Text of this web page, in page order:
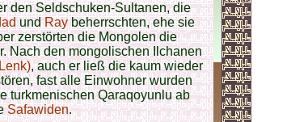
den Seldschuken-Sultanen, die
undRaybeherrschten, ehe sie
zerstörten die Mongolen die
Nach den mongolischen Ilchanen
, auch er ließ die kaum wieder
fast alle Einwohner wurden
turkmenischen Qaraqoyunlu ab
Safawiden.